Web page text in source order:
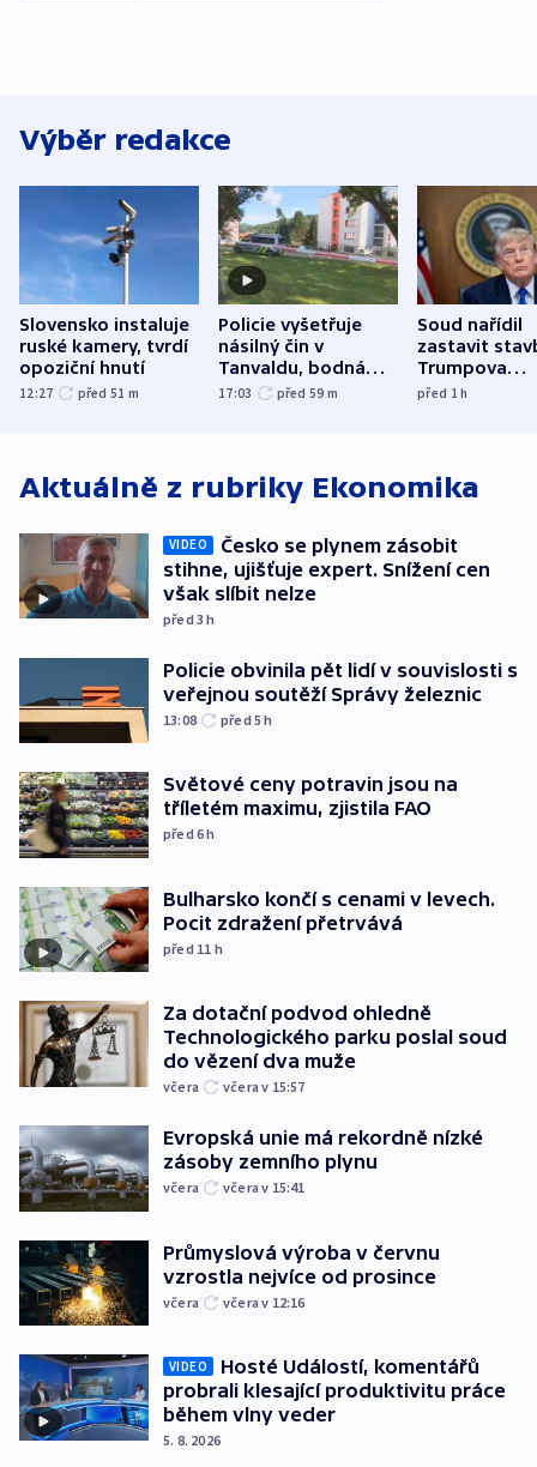
Výběr redakce
Slovensko instaluje
ruské kamery, tvrdí
opoziční hnutí
12:27 před 51 m
Policie vyšetřuje
násilný čin v
Tanvaldu, bodná
zranění při něm
17:03 před 59 m
Soud nařídil
zastavit
Trumpova
tanečního
před 1h
Aktuálně z rubriky Ekonomika
VIDEO
Česko se plynem zásobit
stihne, ujišťuje expert. Snížení cen
však slíbit nelze
před 3h
Policie obvinila pět lidí v souvislosti s
veřejnou soutěží Správy železnic
13:08 před 5h
Světové ceny potravin jsou na
tříletém maximu, zjistila FAO
před 6h
Bulharsko končí s cenami v levech.
Pocit zdražení přetrvává
před 11 h
Za dotační podvod ohledně
Technologického parku poslal soud
do vězení dva muže
včera včera v 15:57
Evropská unie má rekordně nízké
zásoby zemního plynu
včera včera v 15:41
Průmyslová výroba v červnu
vzrostla nejvíce od prosince
včera včera v 12:16
VIDEO
Hosté Událostí, komentářů
probrali klesající produktivitu práce
během vlny veder
5. 8. 2026